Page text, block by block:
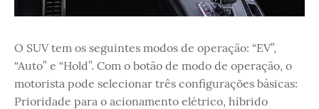
O SUV tem os seguintes modos de operação: “EV”,
“Auto” e “Hold”. Com o botão de modo de operação, o
motorista pode selecionar três configurações básicas:
Prioridade para o acionamento elétrico, híbrido